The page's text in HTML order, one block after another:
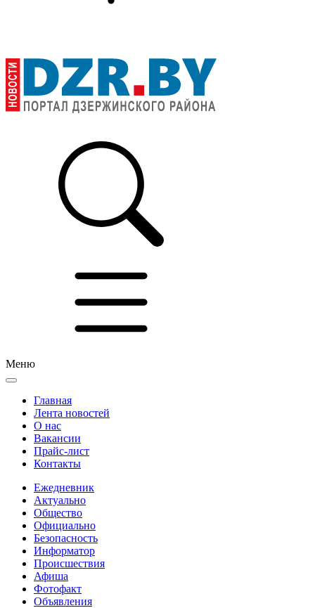
Меню
Главная
Лента новостей
О нас
Вакансии
Прайс-лист
Контакты
Ежедневник
Актуально
Общество
Официально
Безопасность
Информатор
Происшествия
Афиша
Фотофакт
Объявления